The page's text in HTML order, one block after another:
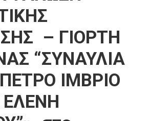
– ΓΙΟΡΤΗ
“ΣΥΝΑΥΛΙΑ
ΙΜΒΡΙΟ
ΕΛΕΝΗ